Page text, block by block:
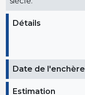
Détails
Date de l'enchère
Estimation